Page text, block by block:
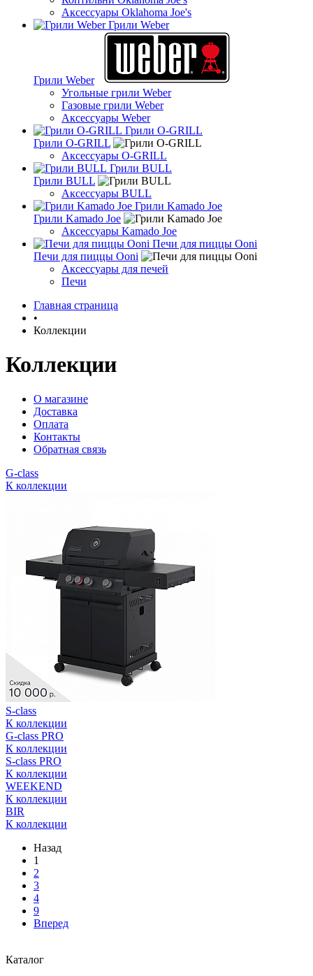
Аксессуары Oklahoma Joe's
Грили Weber
Грили Weber
Угольные грили Weber
Газовые грили Weber
Аксессуары Weber
Грили O-GRILL
Грили O-GRILL
Аксессуары O-GRILL
Грили BULL
Грили BULL
Аксессуары BULL
Грили Kamado Joe
Грили Kamado Joe
Аксессуары Kamado Joe
Печи для пиццы Ooni
Печи для пиццы Ooni
Аксессуары для печей
Печи
Главная страница
•
Коллекции
Коллекции
О магазине
Доставка
Оплата
Контакты
Обратная связь
G-class
К коллекции
S-class
К коллекции
G-class PRO
К коллекции
S-class PRO
К коллекции
WEEKEND
К коллекции
BIR
К коллекции
Назад
1
2
3
4
9
Вперед
Каталог